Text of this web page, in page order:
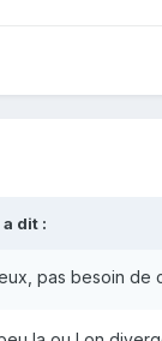
a dit :
pas besoin de